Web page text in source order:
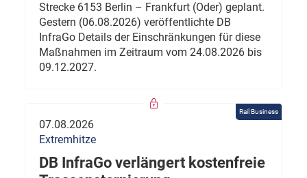
Strecke 6153 Berlin – Frankfurt (Oder) geplant.
Gestern (06.08.2026) veröffentlichte DB
InfraGo Details der Einschränkungen für diese
Maßnahmen im Zeitraum vom 24.08.2026 bis
09.12.2027.
Rail Business
07.08.2026
Extremhitze
DB InfraGo verlängert kostenfreie